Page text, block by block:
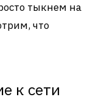
тыкнем на
что
к сети